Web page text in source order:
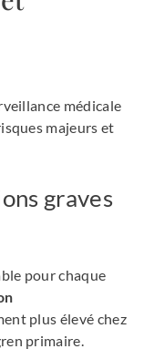
médicale
majeurs et
graves
pour chaque
plus élevé chez
primaire.